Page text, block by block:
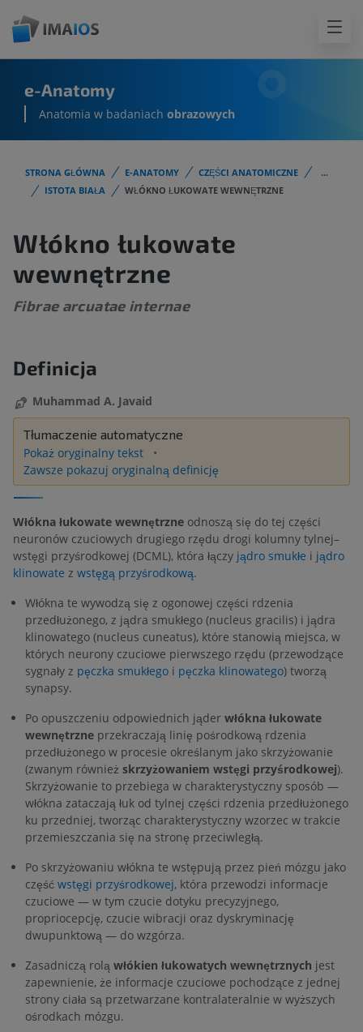
e-Anatomy
Anatomia w badaniach obrazowych
STRONA GŁÓWNA E-ANATOMY CZĘŚCI ANATOMICZNE
...
ISTOTA BIAŁA
WŁÓKNO ŁUKOWATE WEWNĘTRZNE
Włókno łukowate
wewnętrzne
Fibrae arcuatae internae
Definicja
Muhammad A. Javaid
Tłumaczenie automatyczne
Pokaż oryginalny tekst
Zawsze pokazuj oryginalną definicję
Włókna łukowate wewnętrzne odnoszą się do tej części
neuronów czuciowych drugiego rzędu drogi kolumny tylnej–
wstęgi przyśrodkowej (DCML), która łączy jądro smukłe i jądro
klinowate z wstęgą przyśrodkową.
Włókna te wywodzą się z ogonowej części rdzenia
przedłużonego, z jądra smukłego (nucleus gracilis) i jądra
klinowatego (nucleus cuneatus), które stanowią miejsca, w
których neurony czuciowe pierwszego rzędu (przewodzące
sygnały z pęczka smukłego i pęczka klinowatego) tworzą
synapsy.
Po opuszczeniu odpowiednich jąder włókna łukowate
wewnętrzne przekraczają linię pośrodkową rdzenia
przedłużonego w procesie określanym jako skrzyżowanie
(zwanym również skrzyżowaniem wstęgi przyśrodkowej).
Skrzyżowanie to przebiega w charakterystyczny sposób —
włókna zataczają łuk od tylnej części rdzenia przedłużonego
ku przedniej, tworząc charakterystyczny wzorzec w trakcie
przemieszczania się na stronę przeciwległą.
Po skrzyżowaniu włókna te wstępują przez pień mózgu jako
część wstęgi przyśrodkowej, która przewodzi informacje
czuciowe — w tym czucie dotyku precyzyjnego,
propriocepcję, czucie wibracji oraz dyskryminację
dwupunktową — do wzgórza.
Zasadniczą rolą włókien łukowatych wewnętrznych jest
zapewnienie, że informacje czuciowe pochodzące z jednej
strony ciała są przetwarzane kontralateralnie w wyższych
ośrodkach mózgu.